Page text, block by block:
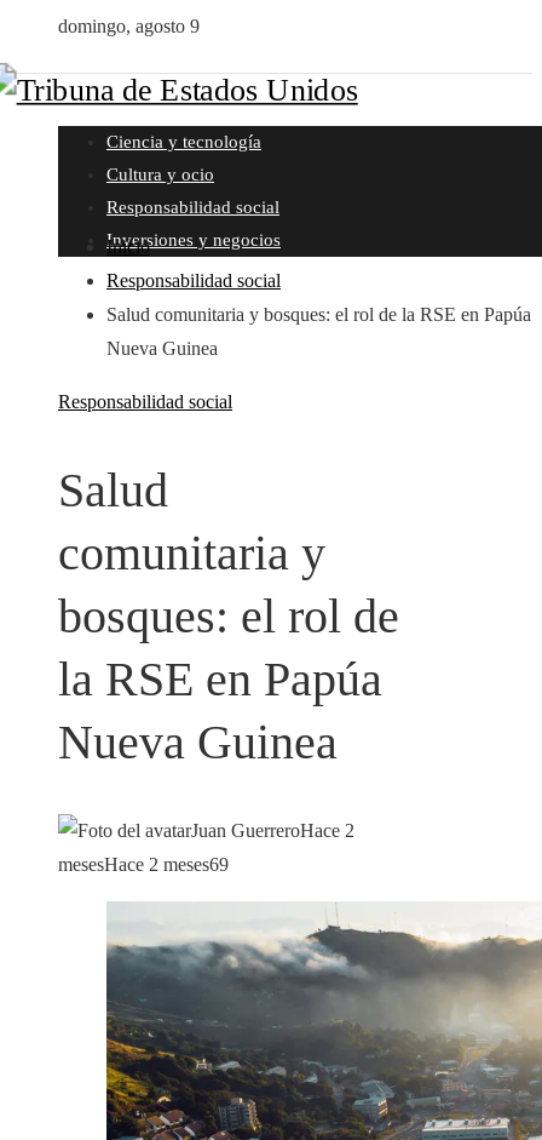
domingo, agosto 9
Ciencia y tecnología
Cultura y ocio
Responsabilidad social
Inversiones y negocios
Inicio
Responsabilidad social
Salud comunitaria y bosques: el rol de la RSE en Papúa
Nueva Guinea
Responsabilidad social
Salud
comunitaria y
bosques: el rol de
la RSE en Papúa
Nueva Guinea
Juan GuerreroHace 2
mesesHace 2 meses69